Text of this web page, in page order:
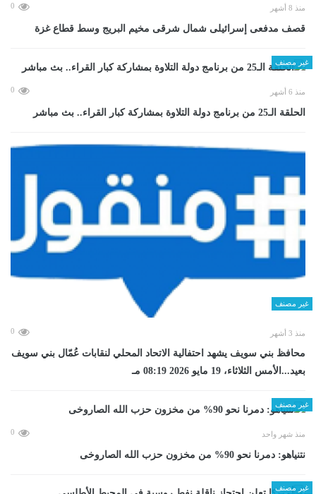
منذ 8 أشهر 0
قصف مدفعى إسرائيلى شمال شرقى مخيم البريج وسط قطاع غزة
غير مصنف
منذ 6 أشهر 0
الحلقة الـ25 من برنامج دولة التلاوة بمشاركة كبار القراء.. بث مباشر
غير مصنف
منذ 3 أشهر 0
محافظ بني سويف يشهد احتفالية الاتحاد المحلي لنقابات عُمّال بني سويف
بعيد...الأمس الثلاثاء، 19 مايو 2026 08:19 مـ
غير مصنف
منذ شهر واحد 0
نتنياهو: دمرنا نحو 90% من مخزون حزب الله الصاروخى
غير مصنف